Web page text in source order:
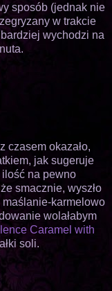
sposób (jednak nie
w trakcie
wychodzi na
czasem okazało,
jak sugeruje
na pewno
smacznie, wyszło
maślanie-karmelowo
wolałabym
Caramel with
soli.